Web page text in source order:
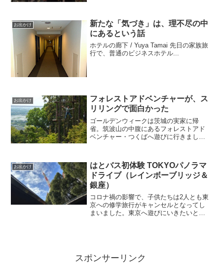
お出かけ
新たな「気づき」は、理不尽の中
にあるという話
ホテルの廊下 / Yuya Tamai 先日の家族旅
行で、普通のビジネスホテル...
お出かけ
フォレストアドベンチャーが、ス
リリングで面白かった
ゴールデンウィークは茨城の実家に帰
省。筑波山の中腹にあるフォレストアド
ベンチャー・つくばへ遊びに行きまし
お出かけ
はとバス初体験 TOKYOパノラマ
ドライブ（レインボーブリッジ＆
銀座）
コロナ禍の影響で、子供たちは2人とも東
京への修学旅行がキャンセルとなってし
まいました。東京へ遊びにいきたいとい
スポンサーリンク